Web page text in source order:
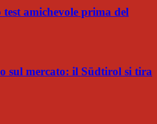
amichevole prima del
sul mercato: il Südtirol si tira